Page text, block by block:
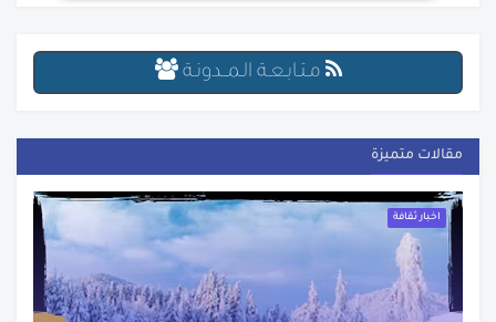
مـتـابـعـة الـمــدونـة
مقالات متميزة
اخبار ثقافة